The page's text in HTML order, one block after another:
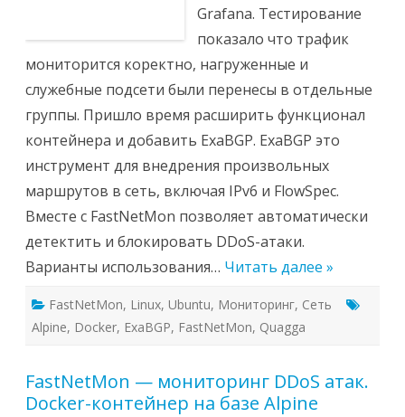
Grafana. Тестирование
показало что трафик
мониторится коректно, нагруженные и
служебные подсети были перенесы в отдельные
группы. Пришло время расширить функционал
контейнера и добавить ExaBGP. ExaBGP это
инструмент для внедрения произвольных
маршрутов в сеть, включая IPv6 и FlowSpec.
Вместе с FastNetMon позволяет автоматически
детектить и блокировать DDoS-атаки.
Варианты использования… Читать далее »
FastNetMon, Linux, Ubuntu, Мониторинг, Сеть
Alpine, Docker, ExaBGP, FastNetMon, Quagga
FastNetMon — мониторинг DDoS атак.
Docker-контейнер на базе Alpine